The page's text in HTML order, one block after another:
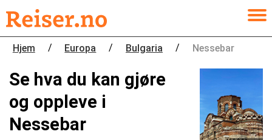
Hjem / Europa / Bulgaria / Nessebar
Se hva du kan gjøre
og oppleve i
Nessebar